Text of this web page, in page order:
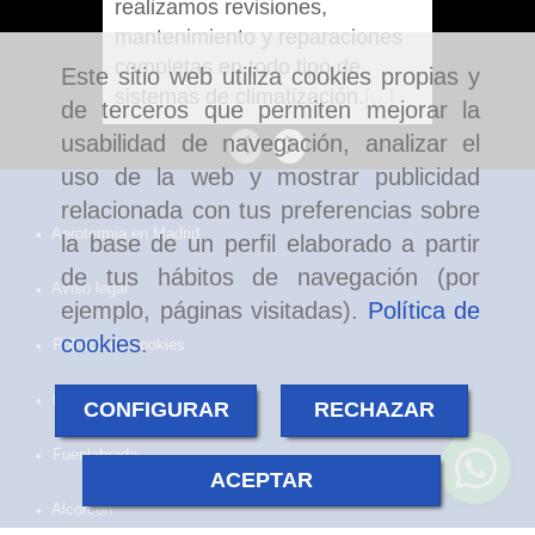
Este sitio web utiliza cookies propias y
de terceros que permiten mejorar la
usabilidad de navegación, analizar el
uso de la web y mostrar publicidad
relacionada con tus preferencias sobre
la base de un perfil elaborado a partir
de tus hábitos de navegación (por
ejemplo, páginas visitadas). Política de
cookies.
CONFIGURAR RECHAZAR
ACEPTAR
realizamos revisiones,
mantenimiento y reparaciones
completas en todo tipo de
sistemas de climatización.
[...]
de
[...]
AnteriorSiguiente
Aerotermia en Madrid
Aviso legal
Política de cookies
Política de privacidad
Fuenlabrada
Alcorcón